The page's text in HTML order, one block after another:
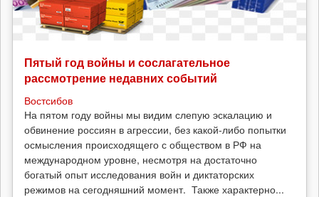
Пятый год войны и сослагательное
рассмотрение недавних событий
Востсибов
На пятом году войны мы видим слепую эскалацию и
обвинение россиян в агрессии, без какой-либо попытки
осмысления происходящего с обществом в РФ на
международном уровне, несмотря на достаточно
богатый опыт исследования войн и диктаторских
режимов на сегодняшний момент. Также характерно...